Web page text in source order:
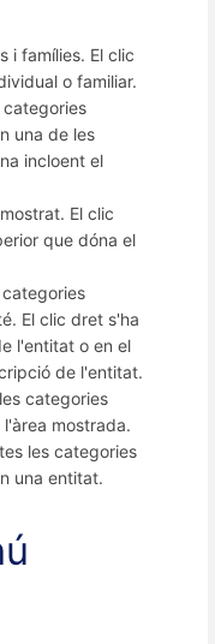
i famílies. El clic
o familiar.
una de les
incloent el
El clic
que dóna el
El clic dret s'ha
l'entitat o en el
de l'entitat.
categories
mostrada.
les categories
una entitat.